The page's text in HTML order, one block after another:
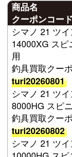
商品名
クーポンコー
シマノ 21 ツ
14000XG ス
用
釣具買取クー
turi20260801
シマノ 21 ツ
8000HG スピ
釣具買取クー
turi20260802
シマノ 21 ツ